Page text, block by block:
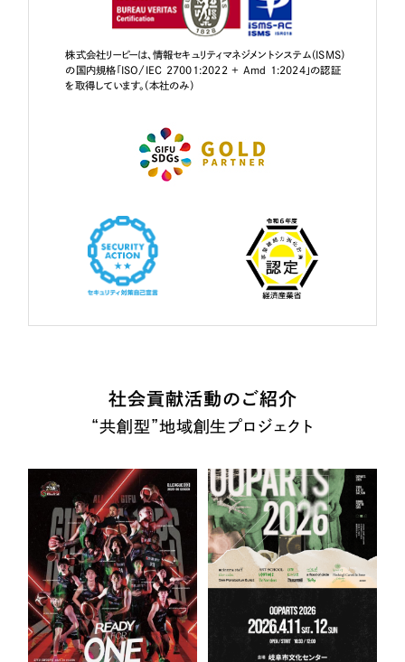
株式会社リーピーは、情報セキュリティマネジメントシステム（ISMS）
の国内規格「ISO/IEC 27001:2022 + Amd 1:2024」の認証
を取得しています。（本社のみ）
社会貢献活動のご紹介
“共創型”地域創生プロジェクト